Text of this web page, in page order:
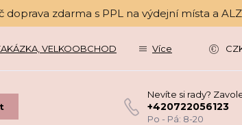
zdarma s PPL na výdejní místa a
VELKOOBCHOD Více
Nevíte si rady?
+420722056123
Po - Pá: 8-20